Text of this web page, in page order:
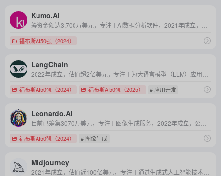
Kumo.AI
福布斯AI50强（2024）
LangChain
福布斯AI50强（2024） 福布斯AI50强（2025） # 应用开发
Leonardo.AI
福布斯AI50强（2024） # 图像生成
Midjourney